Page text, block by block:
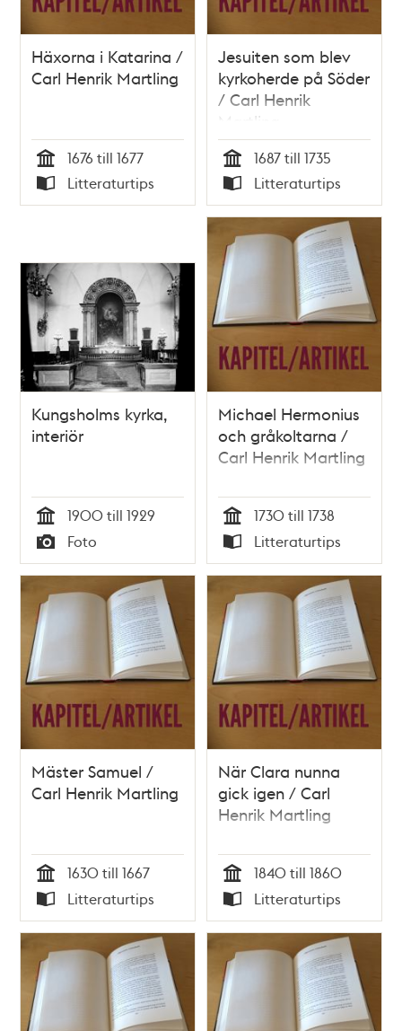
Häxorna i Katarina /
Carl Henrik Martling
Tid
1676 till 1677
Typ
Litteraturtips
Jesuiten som blev
kyrkoherde på Söder
/ Carl Henrik
Martling
Tid
1687 till 1735
Typ
Litteraturtips
Kungsholms kyrka,
interiör
Tid
1900 till 1929
Typ
Foto
Michael Hermonius
och gråkoltarna /
Carl Henrik Martling
Tid
1730 till 1738
Typ
Litteraturtips
Mäster Samuel /
Carl Henrik Martling
Tid
1630 till 1667
Typ
Litteraturtips
När Clara nunna
gick igen / Carl
Henrik Martling
Tid
1840 till 1860
Typ
Litteraturtips